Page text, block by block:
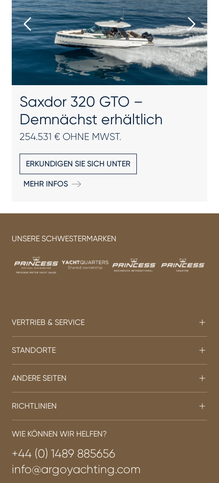
Saxdor 320 GTO –
Demnächst erhältlich
254.531 € OHNE MWST.
ERKUNDIGEN SIE SICH UNTER
MEHR INFOS
UNSERE SCHWESTERMARKEN
VERTRIEB & SERVICE
STANDORTE
ANDERE SEITEN
RICHTLINIEN
WIE KÖNNEN WIR HELFEN?
+44 (0) 1489 885656
info@argoyachting.com